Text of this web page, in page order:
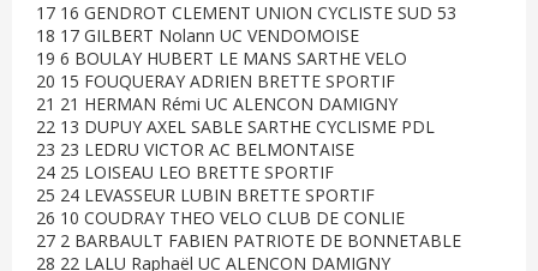
17 16 GENDROT CLEMENT UNION CYCLISTE SUD 53
18 17 GILBERT Nolann UC VENDOMOISE
19 6 BOULAY HUBERT LE MANS SARTHE VELO
20 15 FOUQUERAY ADRIEN BRETTE SPORTIF
21 21 HERMAN Rémi UC ALENCON DAMIGNY
22 13 DUPUY AXEL SABLE SARTHE CYCLISME PDL
23 23 LEDRU VICTOR AC BELMONTAISE
24 25 LOISEAU LEO BRETTE SPORTIF
25 24 LEVASSEUR LUBIN BRETTE SPORTIF
26 10 COUDRAY THEO VELO CLUB DE CONLIE
27 2 BARBAULT FABIEN PATRIOTE DE BONNETABLE
28 22 LALU Raphaël UC ALENCON DAMIGNY